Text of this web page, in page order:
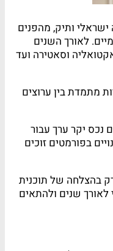
ותיק, מהפנים
לאורך השנים
וסאטירה ועד
מתמדת בין ערוצים
נכס יקר ערך עבור
בפורמטים זוכים
בהצלחה של תוכנית
לאורך שנים ולהתאים